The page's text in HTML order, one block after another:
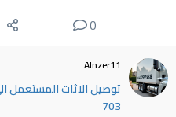
0
Alnzer11
703